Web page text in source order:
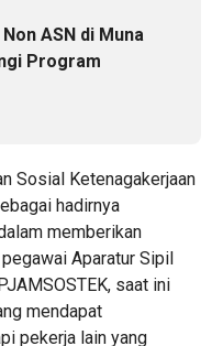
ASN di Muna
Program
Sosial Ketenagakerjaan
hadirnya
memberikan
Aparatur Sipil
saat ini
mendapat
pekerja lain yang